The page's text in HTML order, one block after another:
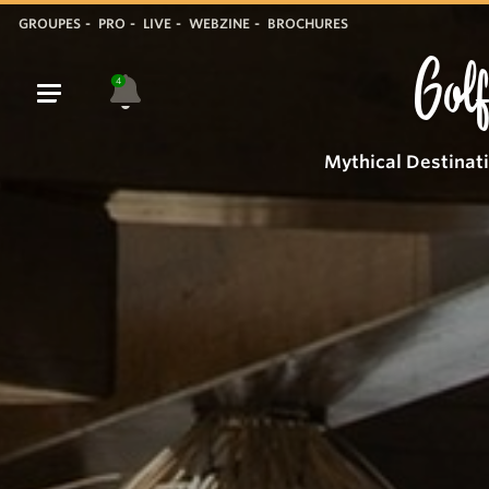
GROUPES PRO LIVE WEBZINE BROCHURES
4
Mythical